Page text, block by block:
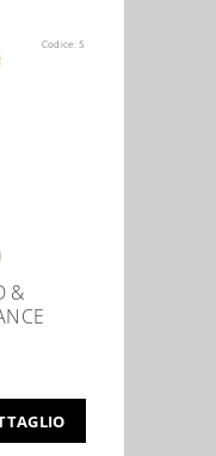
Codice:5
&